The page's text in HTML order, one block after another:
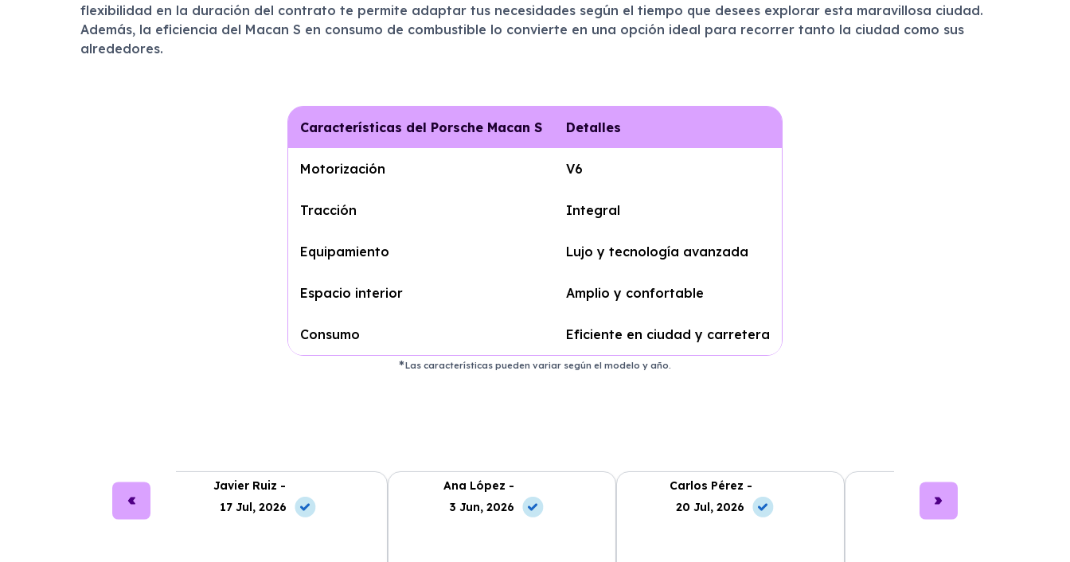
flexibilidad en la duración del contrato te permite adaptar tus necesidades según el tiempo que desees explorar esta maravillosa ciudad.
Además, la eficiencia del Macan S en consumo de combustible lo convierte en una opción ideal para recorrer tanto la ciudad como sus
alrededores.
Características del Porsche Macan S Detalles
Motorización V6
Tracción Integral
Equipamiento Lujo y tecnología avanzada
Espacio interior Amplio y confortable
Consumo Eficiente en ciudad y carretera
Las características pueden variar según el modelo y año.
Javier Ruiz -
17 Jul, 2026
Ana López -
3 Jun, 2026
Carlos Pérez -
20 Jul, 2026
Lucía García -
10 Jul, 2026